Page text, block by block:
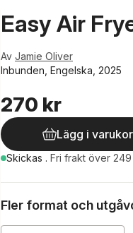
Easy Air
Av Jamie Oliver
Inbunden, Engelska, 2025
270 kr
Lägg i
Skickas . Fri frakt över 249
Fler format och